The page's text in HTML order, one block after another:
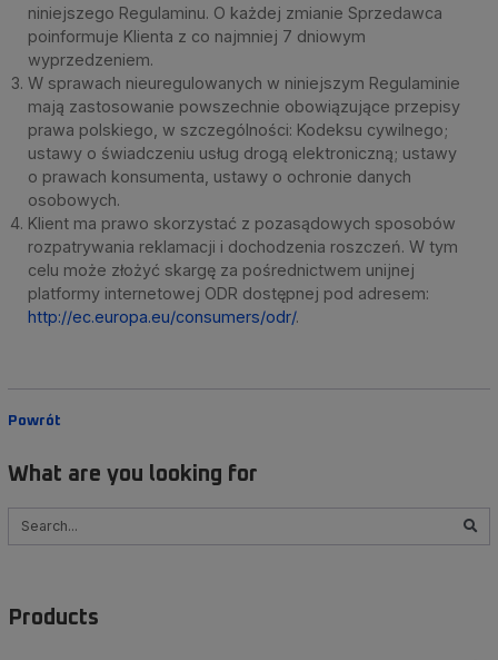
niniejszego Regulaminu. O każdej zmianie Sprzedawca
poinformuje Klienta z co najmniej 7 dniowym
wyprzedzeniem.
W sprawach nieuregulowanych w niniejszym Regulaminie
mają zastosowanie powszechnie obowiązujące przepisy
prawa polskiego, w szczególności: Kodeksu cywilnego;
ustawy o świadczeniu usług drogą elektroniczną; ustawy
o prawach konsumenta, ustawy o ochronie danych
osobowych.
Klient ma prawo skorzystać z pozasądowych sposobów
rozpatrywania reklamacji i dochodzenia roszczeń. W tym
celu może złożyć skargę za pośrednictwem unijnej
platformy internetowej ODR dostępnej pod adresem:
http://ec.europa.eu/consumers/odr/.
Powrót
What are you looking for
Szukaj
Products